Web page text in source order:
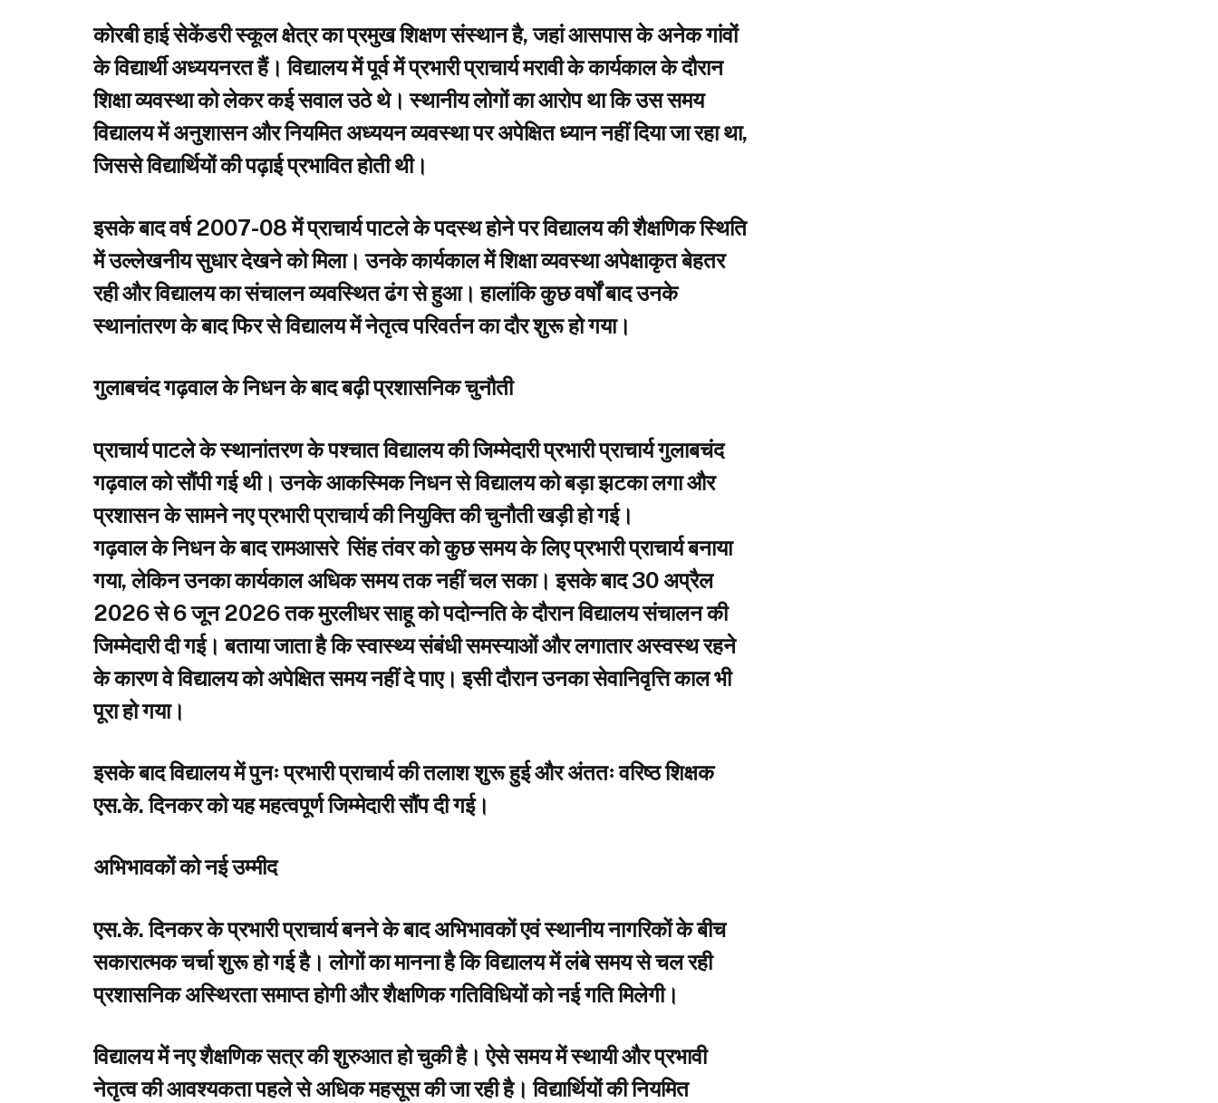
कोरबी हाई सेकेंडरी स्कूल क्षेत्र का प्रमुख शिक्षण संस्थान है, जहां आसपास के अनेक गांवों
के विद्यार्थी अध्ययनरत हैं। विद्यालय में पूर्व में प्रभारी प्राचार्य मरावी के कार्यकाल के दौरान
शिक्षा व्यवस्था को लेकर कई सवाल उठे थे। स्थानीय लोगों का आरोप था कि उस समय
विद्यालय में अनुशासन और नियमित अध्ययन व्यवस्था पर अपेक्षित ध्यान नहीं दिया जा रहा था,
जिससे विद्यार्थियों की पढ़ाई प्रभावित होती थी।
इसके बाद वर्ष 2007-08 में प्राचार्य पाटले के पदस्थ होने पर विद्यालय की शैक्षणिक स्थिति
में उल्लेखनीय सुधार देखने को मिला। उनके कार्यकाल में शिक्षा व्यवस्था अपेक्षाकृत बेहतर
रही और विद्यालय का संचालन व्यवस्थित ढंग से हुआ। हालांकि कुछ वर्षों बाद उनके
स्थानांतरण के बाद फिर से विद्यालय में नेतृत्व परिवर्तन का दौर शुरू हो गया।
गुलाबचंद गढ़वाल के निधन के बाद बढ़ी प्रशासनिक चुनौती
प्राचार्य पाटले के स्थानांतरण के पश्चात विद्यालय की जिम्मेदारी प्रभारी प्राचार्य गुलाबचंद
गढ़वाल को सौंपी गई थी। उनके आकस्मिक निधन से विद्यालय को बड़ा झटका लगा और
प्रशासन के सामने नए प्रभारी प्राचार्य की नियुक्ति की चुनौती खड़ी हो गई।
गढ़वाल के निधन के बाद रामआसरे सिंह तंवर को कुछ समय के लिए प्रभारी प्राचार्य बनाया
गया, लेकिन उनका कार्यकाल अधिक समय तक नहीं चल सका। इसके बाद 30 अप्रैल
2026 से 6 जून 2026 तक मुरलीधर साहू को पदोन्नति के दौरान विद्यालय संचालन की
जिम्मेदारी दी गई। बताया जाता है कि स्वास्थ्य संबंधी समस्याओं और लगातार अस्वस्थ रहने
के कारण वे विद्यालय को अपेक्षित समय नहीं दे पाए। इसी दौरान उनका सेवानिवृत्ति काल भी
पूरा हो गया।
इसके बाद विद्यालय में पुनः प्रभारी प्राचार्य की तलाश शुरू हुई और अंततः वरिष्ठ शिक्षक
एस.के. दिनकर को यह महत्वपूर्ण जिम्मेदारी सौंप दी गई।
अभिभावकों को नई उम्मीद
एस.के. दिनकर के प्रभारी प्राचार्य बनने के बाद अभिभावकों एवं स्थानीय नागरिकों के बीच
सकारात्मक चर्चा शुरू हो गई है। लोगों का मानना है कि विद्यालय में लंबे समय से चल रही
प्रशासनिक अस्थिरता समाप्त होगी और शैक्षणिक गतिविधियों को नई गति मिलेगी।
विद्यालय में नए शैक्षणिक सत्र की शुरुआत हो चुकी है। ऐसे समय में स्थायी और प्रभावी
नेतृत्व की आवश्यकता पहले से अधिक महसूस की जा रही है। विद्यार्थियों की नियमित